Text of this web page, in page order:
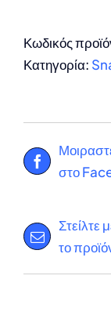
Κωδικός
Κατηγορία:
στο
Στείλτε
το